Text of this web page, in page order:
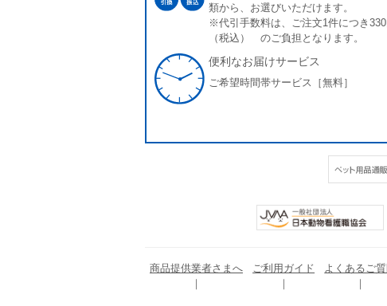
類から、お選びいただけます。
※代引手数料は、ご注文1件につき330
（税込） のご負担となります。
便利なお届けサービス
ご希望時間帯サービス［無料］
商品提供業者さまへ ご利用ガイド よくあるご質